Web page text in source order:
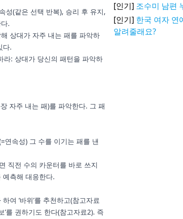
성(같은 선택 반복), 승리 후 유지,
.
상대가 자주 내는 패를 파악하
다.
라: 상대가 당신의 패턴을 파악하
자주 내는 패)를 파악한다. 그 패
연속성) 그 수를 이기는 패를 낸
직전 수의 카운터를 바로 쓰지
예측해 대응한다.
여 ‘바위’를 추천하고(참고자료
’를 권하기도 한다(참고자료2). 즉
[인기] 조수미 남편
[인기] 한국 여자 연
알려줄래요?